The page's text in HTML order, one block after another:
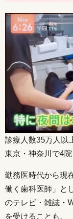
診療人数35万人以
東京・神奈川で4院
勤務医時代から現
働く歯科医師」と
のテレビ・雑誌・
を受けることも。